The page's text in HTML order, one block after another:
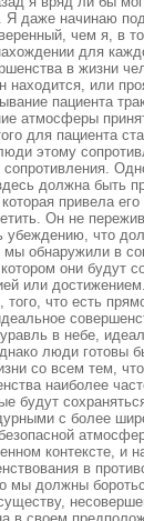
даже начинаю
чем я, в
для
в жизни
находится, или
пациента
атмосферы
для пациента
этому
должна быть
привела
Он не
убеждению, что
обнаружили в
они будут
или
того, что есть
в небе,
люди готовы
со всем тем,
наиболее
будут
с более
контексте, и
в
мы должны